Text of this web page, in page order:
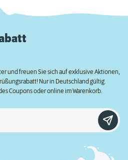
und freuen Sie sich auf exklusive Aktionen,
Nur in Deutschland gültig.
Coupons oder online im Warenkorb.